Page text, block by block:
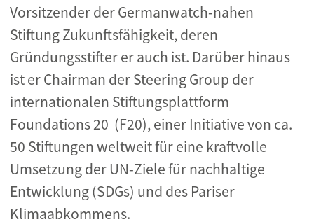
Vorsitzender der Germanwatch-nahen
Stiftung Zukunftsfähigkeit, deren
Gründungsstifter er auch ist. Darüber hinaus
ist er Chairman der Steering Group der
internationalen Stiftungsplattform
Foundations 20 (F20), einer Initiative von ca.
50 Stiftungen weltweit für eine kraftvolle
Umsetzung der UN-Ziele für nachhaltige
Entwicklung (SDGs) und des Pariser
Klimaabkommens.